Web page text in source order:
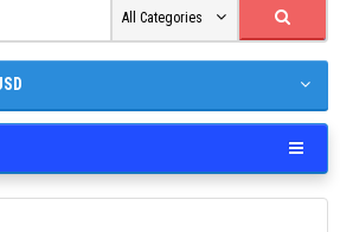
All Categories